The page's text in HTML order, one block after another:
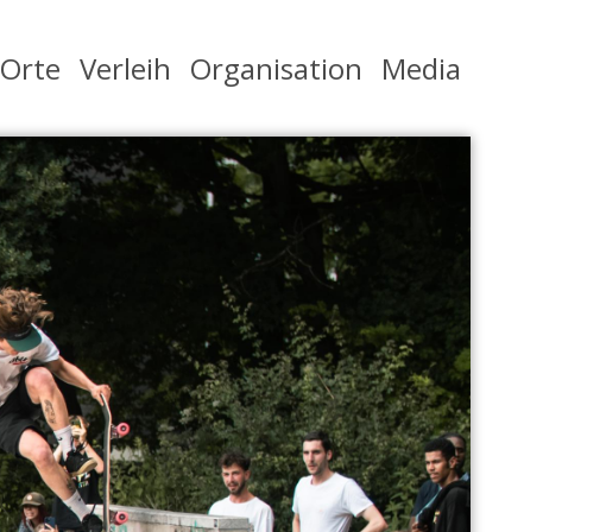
Orte Verleih Organisation Media
Next